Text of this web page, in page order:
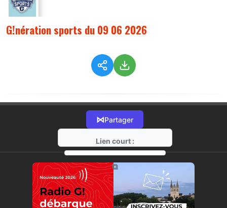
G!nération sports du 09 06 2026
⋈Partager
Lien court :
https://radio-g.fr?22189
⧉